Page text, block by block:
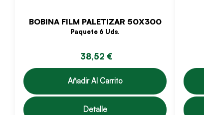
BOBINA FILM PALETIZAR 50X300
Paquete 6 Uds.
38,52 €
Añadir Al Carrito
Detalle